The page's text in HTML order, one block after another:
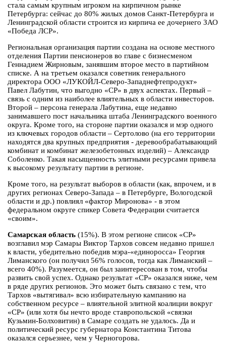
стала самым крупным игроком на кирпичном рынке
Петербурга: сейчас до 80% жилых домов Санкт-Петербурга и
Ленинградской области строится из кирпича ее дочернего ЗАО
«Победа ЛСР».
Региональная организация партии создана на основе местного
отделения Партии пенсионеров во главе с бизнесменом
Геннадием Жирновым, занявшим второе место в партийном
списке. А на третьем оказался советник генерального
директора ООО «ЛУКОЙЛ-Северо-Западнефтепродукт»
Павел Лабутин, что выгодно «СР» в двух аспектах. Первый –
связь с одним из наиболее влиятельных в области инвесторов.
Второй – персона генерала Лабутина, еще недавно
занимавшего пост начальника штаба Ленинградского военного
округа. Кроме того, на стороне партии оказался и мэр одного
из ключевых городов области – Сертолово (на его территории
находятся два крупных предприятия - деревообрабатывающий
комбинат и комбинат железобетонных изделий) – Александр
Соболенко. Такая насыщенность элитными ресурсами привела
к высокому результату партии в регионе.
Кроме того, на результат выборов в области (как, впрочем, и в
других регионах Северо-Запада – в Петербурге, Вологодской
области и др.) повлиял «фактор Миронова» - в этом
федеральном округе спикер Совета Федерации считается
«своим».
Самарская область (15%). В этом регионе список «СР»
возглавил мэр Самары Виктор Тархов совсем недавно пришел
к власти, убедительно победив мэра-«единоросса» Георгия
Лиманского (он получил 56% голосов, тогда как Лиманский –
всего 40%). Разумеется, он был заинтересован в том, чтобы
развить свой успех. Однако результат «СР» оказался ниже, чем
в ряде других регионов. Это может быть связано с тем, что
Тархов «вытягивал» всю избирательную кампанию на
собственном ресурсе – влиятельной элитной коалиции вокруг
«СР» (или хотя бы нечто вроде ставропольской «связки
Кузьмин-Болховитин) в Самаре создать не удалось. Да и
политический ресурс губернатора Константина Титова
оказался серьезнее, чем у Черногорова.